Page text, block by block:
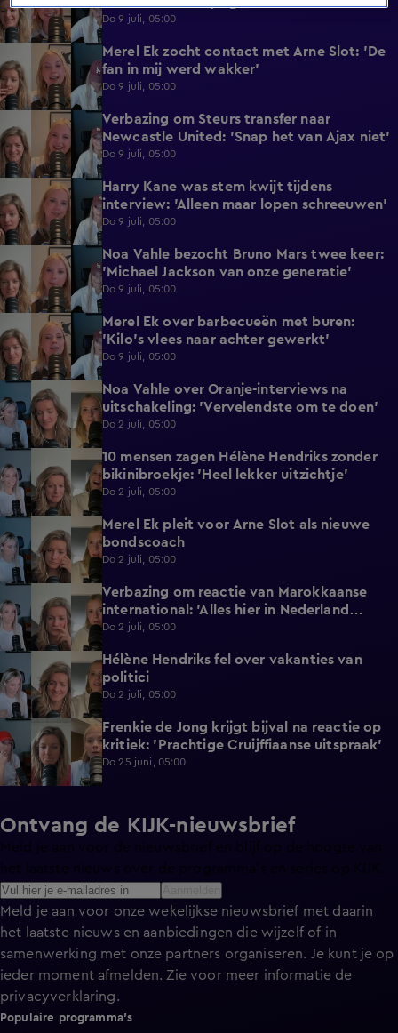
Do 9 juli, 05:00
Merel Ek zocht contact met Arne Slot: 'De
fan in mij werd wakker'
Do 9 juli, 05:00
Verbazing om Steurs transfer naar
Newcastle United: 'Snap het van Ajax niet'
Do 9 juli, 05:00
Harry Kane was stem kwijt tijdens
interview: 'Alleen maar lopen schreeuwen'
Do 9 juli, 05:00
Noa Vahle bezocht Bruno Mars twee keer:
'Michael Jackson van onze generatie'
Do 9 juli, 05:00
Merel Ek over barbecueën met buren:
'Kilo's vlees naar achter gewerkt'
Do 9 juli, 05:00
Noa Vahle over Oranje-interviews na
uitschakeling: 'Vervelendste om te doen'
Do 2 juli, 05:00
10 mensen zagen Hélène Hendriks zonder
bikinibroekje: 'Heel lekker uitzichtje'
Do 2 juli, 05:00
Merel Ek pleit voor Arne Slot als nieuwe
bondscoach
Do 2 juli, 05:00
Verbazing om reactie van Marokkaanse
international: 'Alles hier in Nederland
gedaan'
Do 2 juli, 05:00
Hélène Hendriks fel over vakanties van
politici
Do 2 juli, 05:00
2:25
Frenkie de Jong krijgt bijval na reactie op
kritiek: 'Prachtige Cruijffiaanse uitspraak'
Do 25 juni, 05:00
Ontvang de KIJK-nieuwsbrief
Meld je aan voor onze wekelijkse nieuwsbrief met daarin
het laatste nieuws en aanbiedingen die wijzelf of in
samenwerking met onze partners organiseren. Je kunt je op
ieder moment afmelden. Zie voor meer informatie de
privacyverklaring.
Populaire programma's